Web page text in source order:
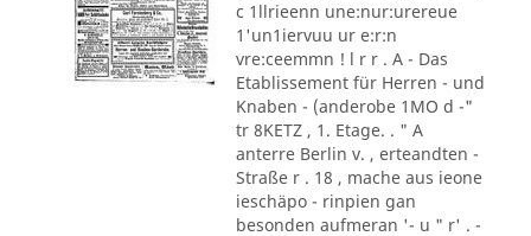
c 1llrieenn une:nur:urereue
1'un1iervuu ur e:r:n
vre:ceemmn ! l r r . A - Das
Etablissement für Herren - und
Knaben - (anderobe 1MO d -"
tr 8KETZ , 1. Etage. . " A
anterre Berlin v. , erteandten -
Straße r . 18 , mache aus ieone
ieschäpo - rinpien gan
besonden aufmeran '- u " r' . -